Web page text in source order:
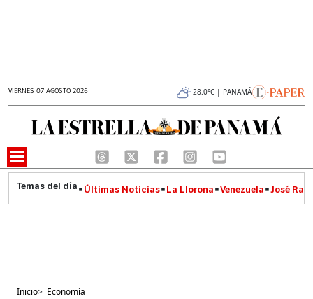
VIERNES 07 AGOSTO 2026 28.0°C | PANAMÁ
Últimas Noticias La Llorona Venezuela José
Inicio> Economía